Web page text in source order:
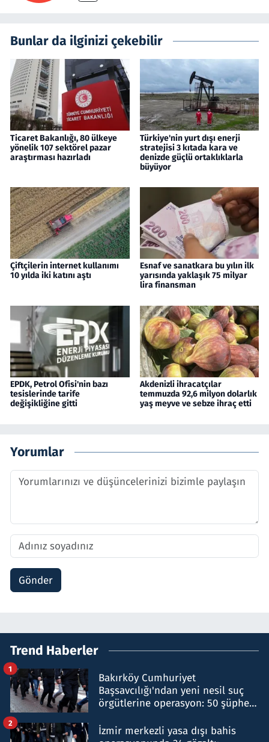
Bunlar da ilginizi çekebilir
Ticaret Bakanlığı, 80 ülkeye
yönelik 107 sektörel pazar
araştırması hazırladı
Türkiye'nin yurt dışı enerji
stratejisi 3 kıtada kara ve
denizde güçlü ortaklıklarla
büyüyor
Çiftçilerin internet kullanımı
10 yılda iki katını aştı
Esnaf ve sanatkara bu yılın ilk
yarısında yaklaşık 75 milyar
lira finansman
EPDK, Petrol Ofisi'nin bazı
tesislerinde tarife
değişikliğine gitti
Akdenizli ihracatçılar
temmuzda 92,6 milyon dolarlık
yaş meyve ve sebze ihraç etti
Yorumlar
Gönder
Trend Haberler
Bakırköy Cumhuriyet
Başsavcılığı'ndan yeni nesil suç
örgütlerine operasyon: 50 şüpheli
1
İzmir merkezli yasa dışı bahis
2